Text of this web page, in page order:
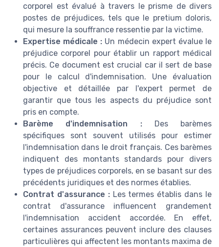
corporel est évalué à travers le prisme de divers
postes de préjudices, tels que le pretium doloris,
qui mesure la souffrance ressentie par la victime.
Expertise médicale : Un médecin expert évalue le
préjudice corporel pour établir un rapport médical
précis. Ce document est crucial car il sert de base
pour le calcul d'indemnisation. Une évaluation
objective et détaillée par l'expert permet de
garantir que tous les aspects du préjudice sont
pris en compte.
Barème d'indemnisation :Des barèmes
spécifiques sont souvent utilisés pour estimer
l'indemnisation dans le droit français. Ces barèmes
indiquent des montants standards pour divers
types de préjudices corporels, en se basant sur des
précédents juridiques et des normes établies.
Contrat d'assurance :Les termes établis dans le
contrat d'assurance influencent grandement
l'indemnisation accident accordée. En effet,
certaines assurances peuvent inclure des clauses
particulières qui affectent les montants maxima de